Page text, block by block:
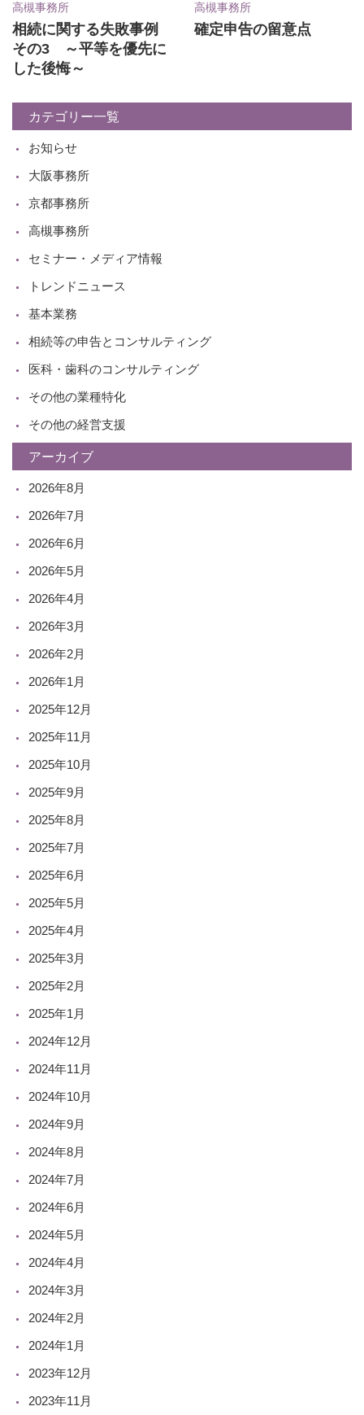
高槻事務所
相続に関する失敗事例
その3 ～平等を優先に
した後悔～
高槻事務所
確定申告の留意点
カテゴリー一覧
お知らせ
大阪事務所
京都事務所
高槻事務所
セミナー・メディア情報
トレンドニュース
基本業務
相続等の申告とコンサルティング
医科・歯科のコンサルティング
その他の業種特化
その他の経営支援
アーカイブ
2026年8月
2026年7月
2026年6月
2026年5月
2026年4月
2026年3月
2026年2月
2026年1月
2025年12月
2025年11月
2025年10月
2025年9月
2025年8月
2025年7月
2025年6月
2025年5月
2025年4月
2025年3月
2025年2月
2025年1月
2024年12月
2024年11月
2024年10月
2024年9月
2024年8月
2024年7月
2024年6月
2024年5月
2024年4月
2024年3月
2024年2月
2024年1月
2023年12月
2023年11月